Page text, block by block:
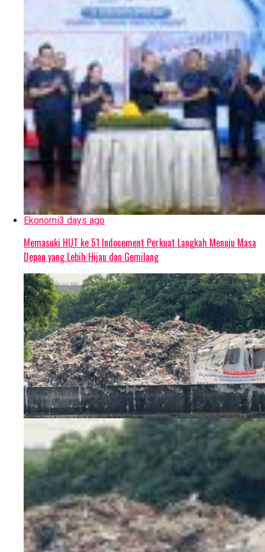
Ekonomi3 days ago
Memasuki HUT ke 51 Indocement Perkuat Langkah Menuju Masa
Depan yang Lebih Hijau dan Gemilang